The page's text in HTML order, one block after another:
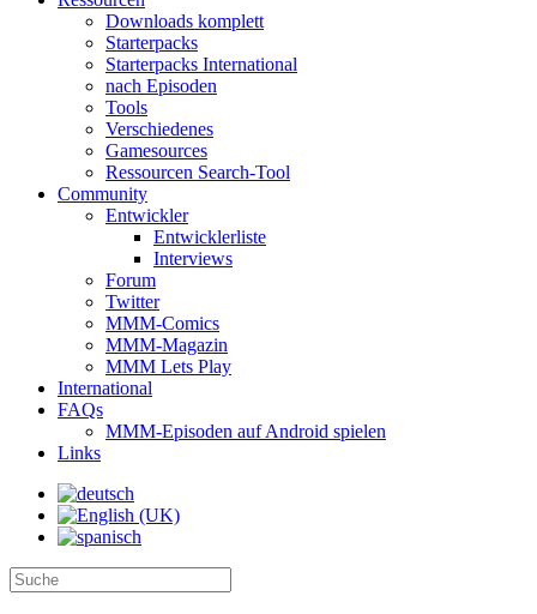
Downloads komplett
Starterpacks
Starterpacks International
nach Episoden
Tools
Verschiedenes
Gamesources
Ressourcen Search-Tool
Community
Entwickler
Entwicklerliste
Interviews
Forum
Twitter
MMM-Comics
MMM-Magazin
MMM Lets Play
International
FAQs
MMM-Episoden auf Android spielen
Links